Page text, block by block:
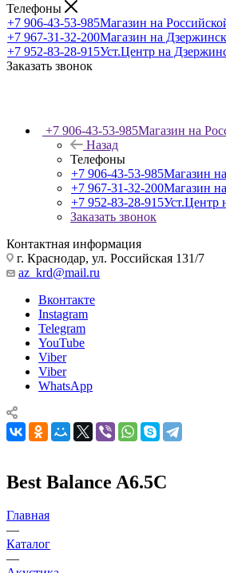
Телефоны
+7 906-43-53-985Магазин на
+7 967-31-32-200Магазин на
+7 952-83-28-915Уст.Центр на
Заказать звонок
+7 906-43-53-985Магазин на
Назад
Телефоны
+7 906-43-53-985Магазин
+7 967-31-32-200Магазин
+7 952-83-28-915Уст.Центр
Заказать звонок
Контактная информация
г. Краснодар, ул. Российская 131/7
az_krd@mail.ru
Вконтакте
Instagram
Telegram
YouTube
Viber
Viber
WhatsApp
Best Balance A6.5C
Главная
—
Каталог
—